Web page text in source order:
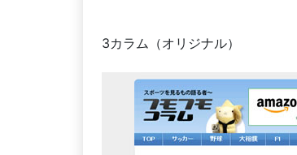
3カラム（オリジナル）